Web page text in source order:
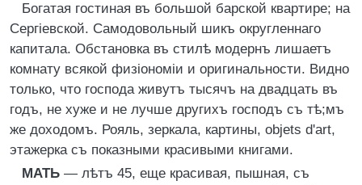
Богатая гостиная въ большой барской квартире; на
Сергіевской. Самодовольный шикъ округленнаго
капитала. Обстановка въ стилѣ модернъ лишаетъ
комнату всякой физіономіи и оригинальности. Видно
только, что господа живутъ тысячъ на двадцать въ
годъ, не хуже и не лучше другихъ господъ съ тѣ;мъ
же доходомъ. Рояль, зеркала, картины, objets d'art,
этажерка съ показными красивыми книгами.
МАТЬ — лѣтъ 45, еще красивая, пышная, съ